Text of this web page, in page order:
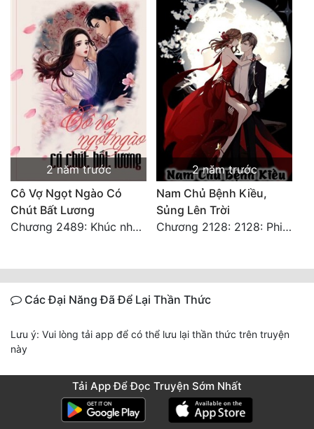
2 năm trước
Cô Vợ Ngọt Ngào Có
Chút Bất Lương
Chương 2489: Khúc nhạc dạo: Cuộc so đấu vô sỉ (Hoàn)
2 năm trước
Nam Chủ Bệnh Kiều,
Sủng Lên Trời
Chương 2128: 2128: Phiên Ngoại 10 Tô Cổ - Tiểu Hồng - Kết Thúc
Các Đại Năng Đã Để Lại Thần Thức
Lưu ý: Vui lòng tải app để có thể lưu lại thần thức trên truyện
này
Tải App Để Đọc Truyện Sớm Nhất